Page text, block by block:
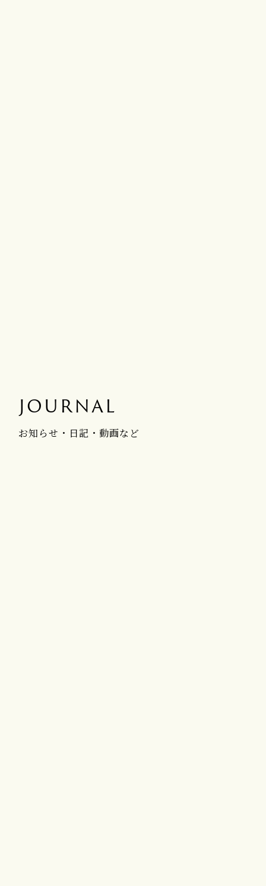
JOURNAL
お知らせ・日記・動画など